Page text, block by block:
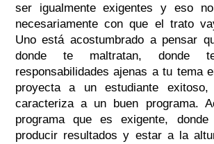
ser igualmente exigentes y eso
necesariamente con que el trato
Uno está acostumbrado a pensar
donde te maltratan, donde
responsabilidades ajenas a tu tema
proyecta a un estudiante
caracteriza a un buen programa.
programa que es exigente,
producir resultados y estar a la